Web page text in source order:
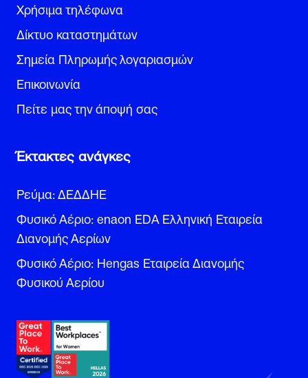
Χρήσιμα τηλέφωνα
Δίκτυο καταστημάτων
Σημεία Πληρωμής λογαριασμών
Επικοινωνία
Πείτε μας την άποψή σας
Έκτακτες ανάγκες
Ρεύμα: ΔΕΔΔΗΕ
Φυσικό Αέριο: enaon EDA Ελληνική Εταιρεία
Διανομής Αερίων
Φυσικό Αέριο: Hengas Εταιρεία Διανομής
Φυσικού Αερίου